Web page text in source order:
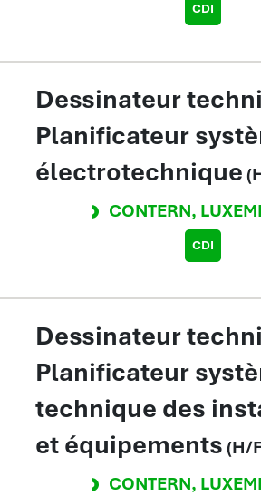
CDI
Dessinateur
Planificateur
électrotechnique
CONTERN,
CDI
Dessinateur
Planificateur
technique des
et équipements (H/
CONTERN,